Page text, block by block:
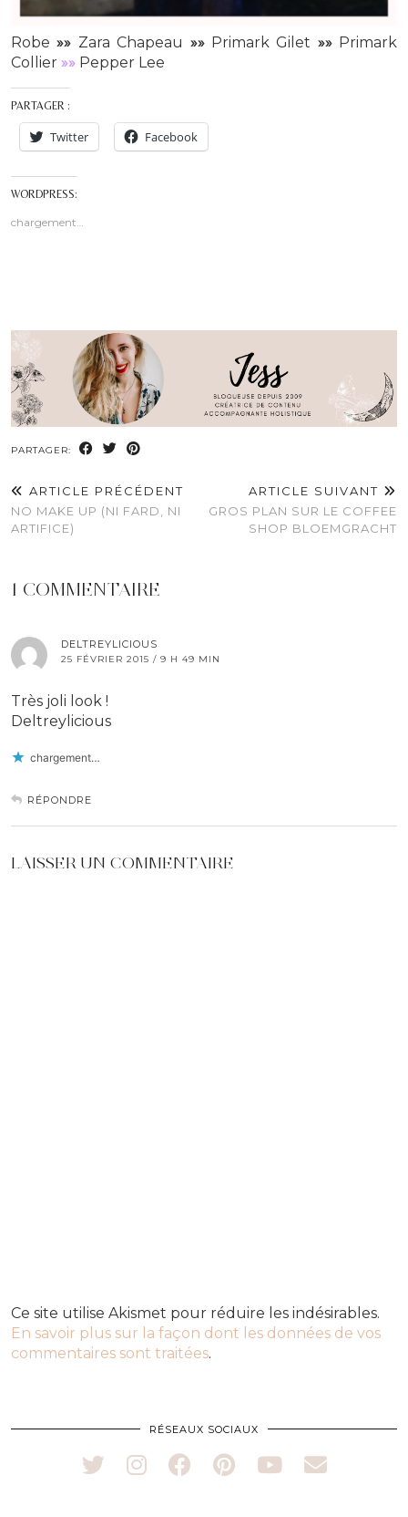
Robe»» Zara Chapeau »» Primark Gilet »» Primark
Collier »» Pepper Lee
PARTAGER :
Twitter Facebook
WORDPRESS:
chargement…
PARTAGER:
ARTICLE PRÉCÉDENT
NO MAKE UP (NI FARD, NI
ARTIFICE)
ARTICLE SUIVANT
GROS PLAN SUR LE COFFEE
SHOP BLOEMGRACHT
1 COMMENTAIRE
DELTREYLICIOUS
25 FÉVRIER 2015 / 9 H 49 MIN
Très joli look !
Deltreylicious
chargement…
RÉPONDRE
LAISSER UN COMMENTAIRE
Ce site utilise Akismet pour réduire les indésirables.
En savoir plus sur la façon dont les données de vos
commentaires sont traitées.
RÉSEAUX SOCIAUX